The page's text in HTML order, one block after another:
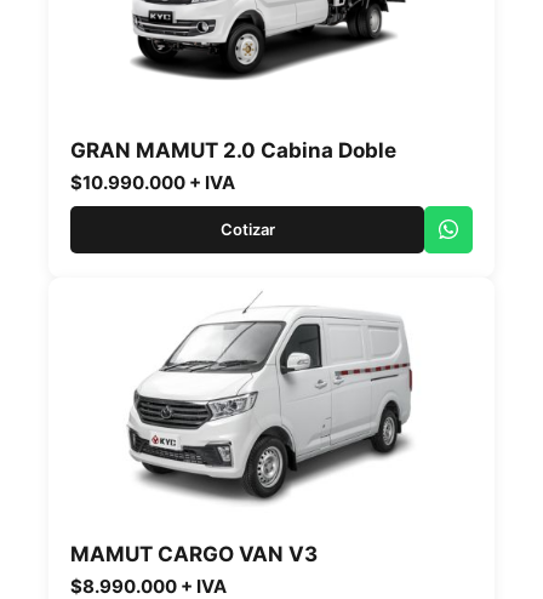
GRAN MAMUT 2.0 Cabina Doble
$10.990.000 + IVA
Cotizar
MAMUT CARGO VAN V3
$8.990.000 + IVA